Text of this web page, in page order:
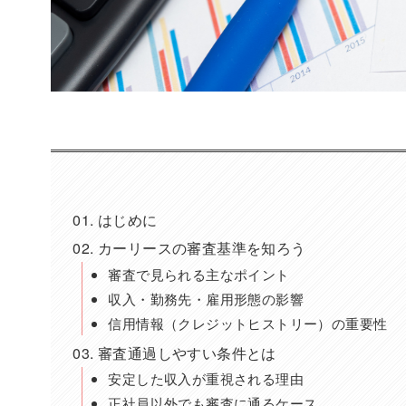
はじめに
カーリースの審査基準を知ろう
審査で見られる主なポイント
収入・勤務先・雇用形態の影響
信用情報（クレジットヒストリー）の重要性
審査通過しやすい条件とは
安定した収入が重視される理由